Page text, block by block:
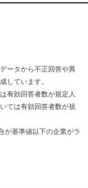
ータから不正回答や異
しています。
有効回答者数が規定人
ては有効回答者数が規
が基準値以下の企業がラ